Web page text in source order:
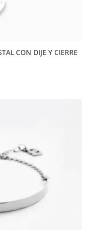
CON DIJE Y CIERRE